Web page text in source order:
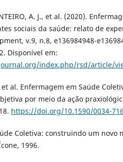
A. J., et al. (2020).
sociais da saúde: relato de
v.9, n.8, e136984948-
Disponível em:
index.php/rsd/article/
et al. Enfermagem em Saúde
por meio da ação
https://doi.org/10.1590/0034-
Coletiva: construindo um
1996.